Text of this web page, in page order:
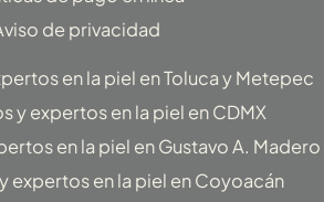
de privacidad
en la piel en Toluca y Metepec
y expertos en la piel en CDMX
en la piel en Gustavo A. Madero
expertos en la piel en Coyoacán